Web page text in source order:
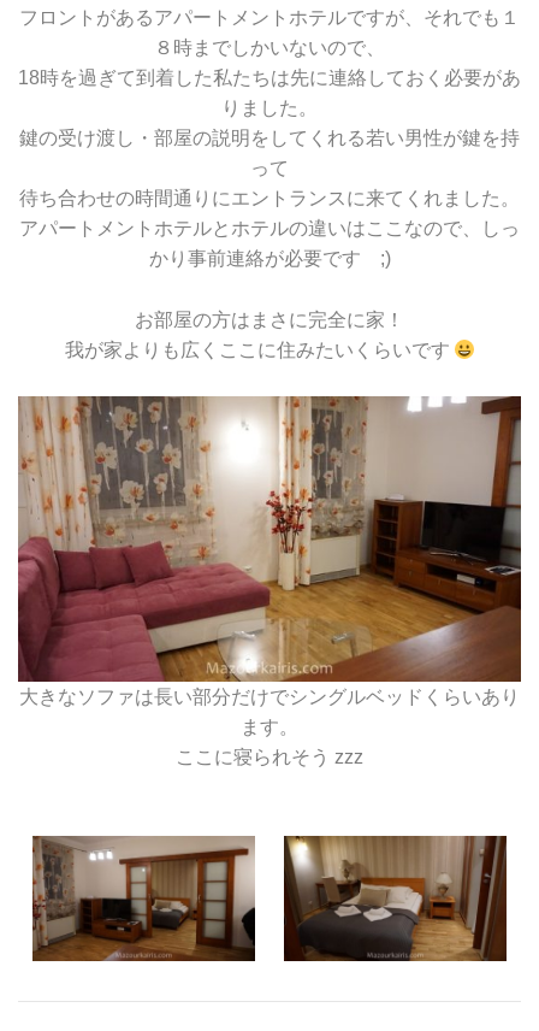
フロントがあるアパートメントホテルですが、それでも１
８時までしかいないので、
18時を過ぎて到着した私たちは先に連絡しておく必要があ
りました。
鍵の受け渡し・部屋の説明をしてくれる若い男性が鍵を持
って
待ち合わせの時間通りにエントランスに来てくれました。
アパートメントホテルとホテルの違いはここなので、しっ
かり事前連絡が必要です ;)
お部屋の方はまさに完全に家！
我が家よりも広くここに住みたいくらいです
大きなソファは長い部分だけでシングルベッドくらいあり
ます。
ここに寝られそう zzz